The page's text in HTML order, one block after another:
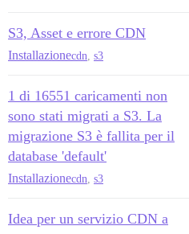
S3, Asset e errore CDN
Installazionecdn s3
1 di 16551 caricamenti non
sono stati migrati a S3. La
migrazione S3 è fallita per il
database 'default'
Installazionecdn s3
Idea per un servizio CDN a